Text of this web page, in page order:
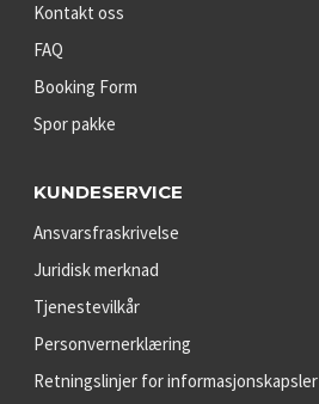
Kontakt oss
FAQ
Booking Form
Spor pakke
KUNDESERVICE
Ansvarsfraskrivelse
Juridisk merknad
Tjenestevilkår
Personvernerklæring
Retningslinjer for informasjonskapsler